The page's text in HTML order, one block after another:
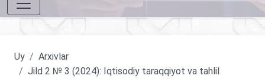
Uy
Arxivlar
Jild 2 № 3 (2024): Iqtisodiy taraqqiyot va tahlil